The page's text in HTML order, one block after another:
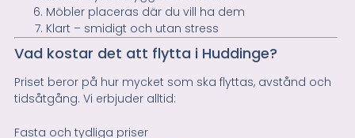
Möbler placeras där du vill ha dem
Klart – smidigt och utan stress
Vad kostar det att flytta i Huddinge?
Priset beror på hur mycket som ska flyttas, avstånd och
tidsåtgång. Vi erbjuder alltid:
Fasta och tydliga priser